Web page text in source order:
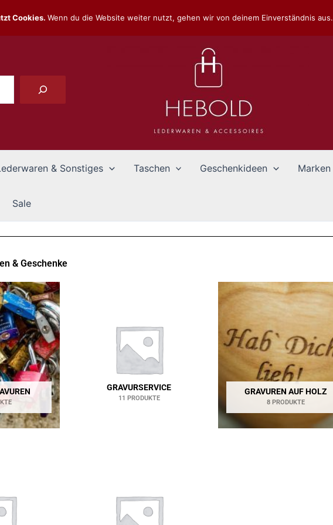
& Sonstiges Taschen Geschenkideen Marken
Sale
& Geschenke
GRAVURSERVICE
11 PRODUKTE
GRAVUREN AUF HOLZ
8 PRODUKTE
Cookies. Wenn du die Website weiter nutzt, gehen wir von deinem Einverständnis aus.